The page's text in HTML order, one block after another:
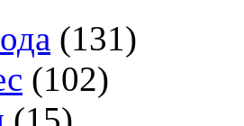
(131)
(102)